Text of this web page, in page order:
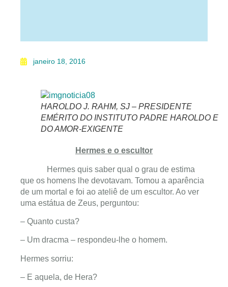
janeiro 18, 2016
HAROLDO J. RAHM, SJ – PRESIDENTE
EMÉRITO DO INSTITUTO PADRE HAROLDO E
DO AMOR-EXIGENTE
Hermes e o escultor
Hermes quis saber qual o grau de estima
que os homens lhe devotavam. Tomou a aparência
de um mortal e foi ao ateliê de um escultor. Ao ver
uma estátua de Zeus, perguntou:
– Quanto custa?
– Um dracma – respondeu-lhe o homem.
Hermes sorriu:
– E aquela, de Hera?